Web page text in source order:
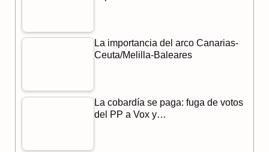
La importancia del arco Canarias-
Ceuta/Melilla-Baleares
La cobardía se paga: fuga de votos
del PP a Vox y…